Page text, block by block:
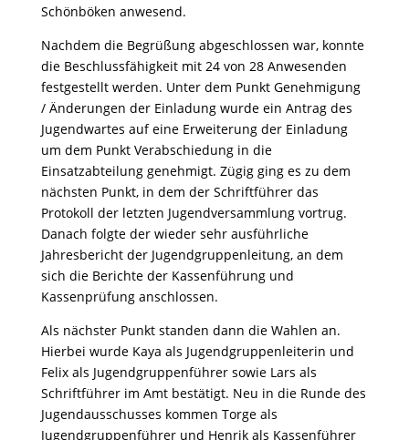
Schönböken anwesend.
Nachdem die Begrüßung abgeschlossen war, konnte
die Beschlussfähigkeit mit 24 von 28 Anwesenden
festgestellt werden. Unter dem Punkt Genehmigung
/ Änderungen der Einladung wurde ein Antrag des
Jugendwartes auf eine Erweiterung der Einladung
um dem Punkt Verabschiedung in die
Einsatzabteilung genehmigt. Zügig ging es zu dem
nächsten Punkt, in dem der Schriftführer das
Protokoll der letzten Jugendversammlung vortrug.
Danach folgte der wieder sehr ausführliche
Jahresbericht der Jugendgruppenleitung, an dem
sich die Berichte der Kassenführung und
Kassenprüfung anschlossen.
Als nächster Punkt standen dann die Wahlen an.
Hierbei wurde Kaya als Jugendgruppenleiterin und
Felix als Jugendgruppenführer sowie Lars als
Schriftführer im Amt bestätigt. Neu in die Runde des
Jugendausschusses kommen Torge als
Jugendgruppenführer und Henrik als Kassenführer